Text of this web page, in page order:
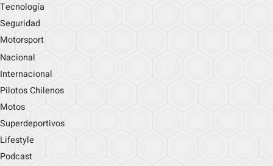
Tecnología
Seguridad
Motorsport
Nacional
Internacional
Pilotos Chilenos
Motos
Superdeportivos
Lifestyle
Podcast